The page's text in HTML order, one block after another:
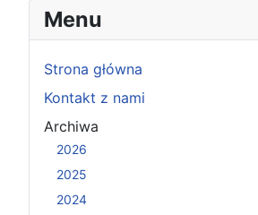
Menu
Strona główna
Kontakt z nami
Archiwa
2026
2025
2024